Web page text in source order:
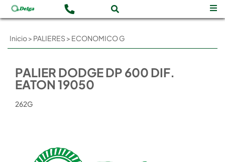
Inicio> PALIERES > ECONOMICO G
PALIER DODGE DP 600 DIF.
EATON 19050
262G